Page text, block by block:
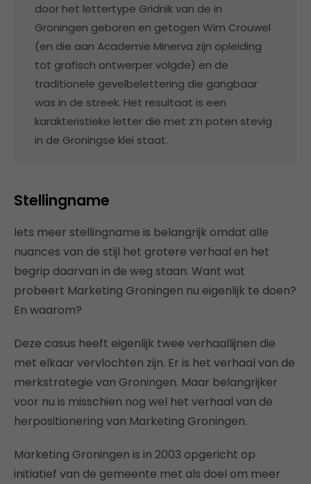
door het lettertype Gridnik van de in
Groningen geboren en getogen Wim Crouwel
(en die aan Academie Minerva zijn opleiding
tot grafisch ontwerper volgde) en de
traditionele gevelbelettering die gangbaar
was in de streek. Het resultaat is een
karakteristieke letter die met z’n poten stevig
in de Groningse klei staat.
Stellingname
Iets meer stellingname is belangrijk omdat alle
nuances van de stijl het grotere verhaal en het
begrip daarvan in de weg staan. Want wat
probeert Marketing Groningen nu eigenlijk te doen?
En waarom?
Deze casus heeft eigenlijk twee verhaallijnen die
met elkaar vervlochten zijn. Er is het verhaal van de
merkstrategie van Groningen. Maar belangrijker
voor nu is misschien nog wel het verhaal van de
herpositionering van Marketing Groningen.
Marketing Groningen is in 2003 opgericht op
initiatief van de gemeente met als doel om meer